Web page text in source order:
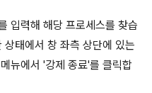
입력해 해당 프로세스를 찾습
태에서 창 좌측 상단에 있는
뉴에서 '강제 종료'를 클릭합